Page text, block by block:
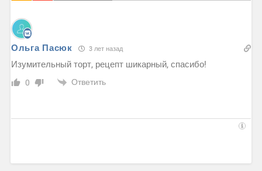
Ольга Пасюк 3 лет назад
Изумительный торт, рецепт шикарный, спасибо!
0 Ответить